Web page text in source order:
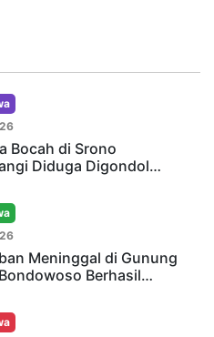
Bocah di Srono
Diduga Digondol…
Meninggal di Gunung
Berhasil…